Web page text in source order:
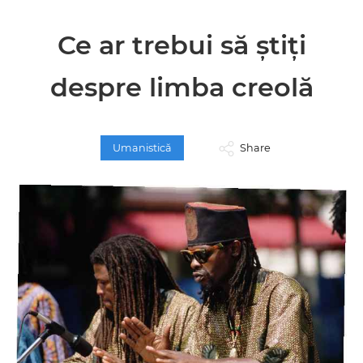
Ce ar trebui să știți
despre limba creolă
Umanistică Share